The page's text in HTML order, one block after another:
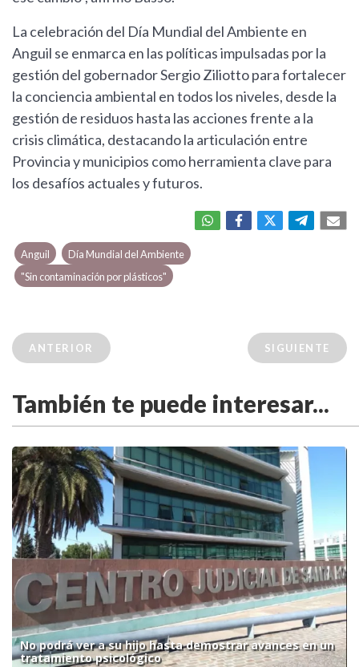
La celebración del Día Mundial del Ambiente en
Anguil se enmarca en las políticas impulsadas por la
gestión del gobernador Sergio Ziliotto para fortalecer
la conciencia ambiental en todos los niveles, desde la
gestión de residuos hasta las acciones frente a la
crisis climática, destacando la articulación entre
Provincia y municipios como herramienta clave para
los desafíos actuales y futuros.
Anguil
Día Mundial del Ambiente
"Sin contaminación por plásticos"
ANTERIOR SIGUIENTE
También te puede interesar...
No podrá ver a su hijo hasta demostrar avances en un
tratamiento psicológico